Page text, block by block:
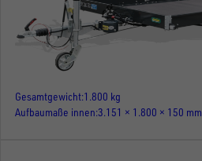
Gesamtgewicht 1.800 kg
Aufbaumaße innen 3.151 × 1.800 × 150 mm